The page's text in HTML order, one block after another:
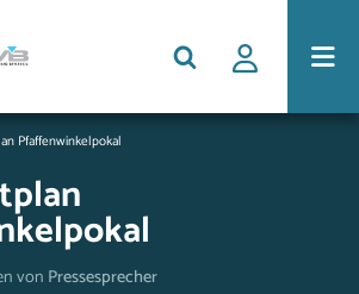
Pfaffenwinkelpokal
von Pressesprecher